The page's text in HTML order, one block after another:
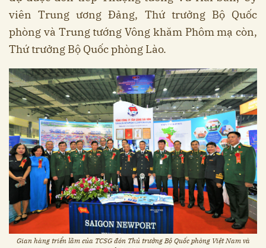
viên Trung ương Đảng, Thứ trưởng Bộ Quốc
phòng và Trung tướng Vông khăm Phôm mạ còn,
Thứ trưởng Bộ Quốc phòng Lào.
Gian hàng triển lãm của TCSG đón Thủ trưởng Bộ Quốc phòng Việt Nam và